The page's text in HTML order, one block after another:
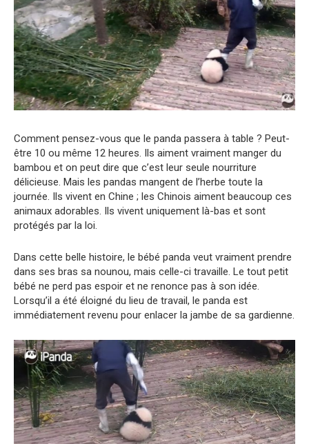
Comment pensez-vous que le panda passera à table ? Peut-
être 10 ou même 12 heures. Ils aiment vraiment manger du
bambou et on peut dire que c’est leur seule nourriture
délicieuse. Mais les pandas mangent de l’herbe toute la
journée. Ils vivent en Chine ; les Chinois aiment beaucoup ces
animaux adorables. Ils vivent uniquement là-bas et sont
protégés par la loi.
Dans cette belle histoire, le bébé panda veut vraiment prendre
dans ses bras sa nounou, mais celle-ci travaille. Le tout petit
bébé ne perd pas espoir et ne renonce pas à son idée.
Lorsqu’il a été éloigné du lieu de travail, le panda est
immédiatement revenu pour enlacer la jambe de sa gardienne.